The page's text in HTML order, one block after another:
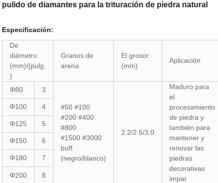
pulido de diamantes para la trituración de piedra natural
Especificación:
De
diámetro
(mm)/(pulg.
)
Granos de
arena
El grosor
(mm)
Aplicación
Φ80 3
#50 #100
#200 #400
#800
#1500 #3000
buff
(negro/blanco)
2.2/2.5/3.0
Maduro para
el
procesamiento
de piedra y
también para
mantener y
renovar las
piedras
decorativas
impar
Φ100 4
Φ125 5
Φ150 6
Φ180 7
Φ200 8